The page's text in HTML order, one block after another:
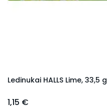
Ledinukai HALLS Lime, 33,5 g
1,15 €